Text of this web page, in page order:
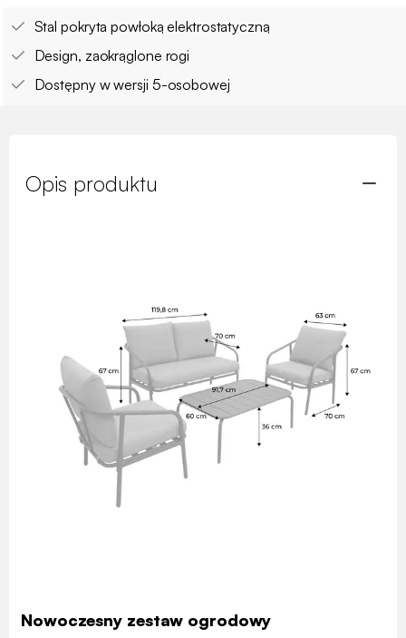
Stal pokryta powłoką elektrostatyczną
Design, zaokrąglone rogi
Dostępny w wersji 5-osobowej
Opis produktu
Nowoczesny zestaw ogrodowy